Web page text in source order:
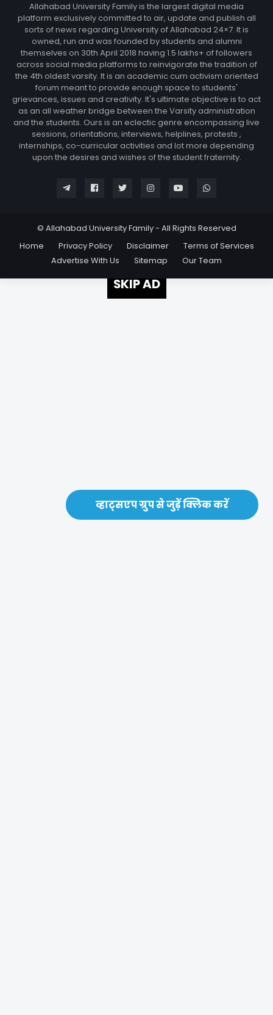
व्हाट्सएप ग्रुप से जुड़ें क्लिक करें
Allahabad University Family is the largest digital media
platform exclusively committed to air, update and publish all
sorts of news regarding University of Allahabad 24×7. It is
owned, run and was founded by students and alumni
themselves on 30th April 2018 having 1.5 lakhs+ of followers
across social media platforms to reinvigorate the tradition of
the 4th oldest varsity. It is an academic cum activism oriented
forum meant to provide enough space to students'
grievances, issues and creativity. It's ultimate objective is to act
as an all weather bridge between the Varsity administration
and the students. Ours is an eclectic genre encompassing live
sessions, orientations, interviews, helplines, protests ,
internships, co-curricular activities and lot more depending
upon the desires and wishes of the student fraternity.
© Allahabad University Family - All Rights Reserved
Home
Privacy Policy Disclaimer
Terms of Services
Advertise With Us
Sitemap Our Team
SKIP AD